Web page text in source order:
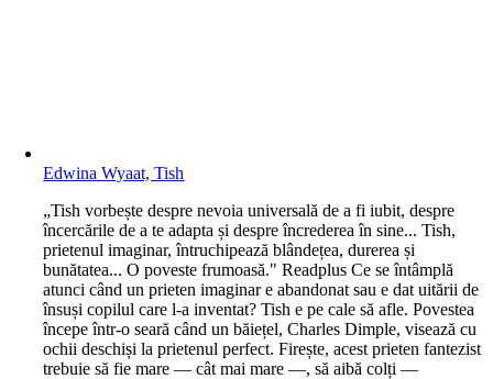
Edwina Wyaat, Tish
„Tish vorbește despre nevoia universală de a fi iubit, despre
încercările de a te adapta și despre încrederea în sine... Tish,
prietenul imaginar, întruchipează blândețea, durerea și
bunătatea... O poveste frumoasă." Readplus Ce se întâmplă
atunci când un prieten imaginar e abandonat sau e dat uitării de
însuși copilul care l-a inventat? Tish e pe cale să afle. Povestea
începe într-o seară când un băiețel, Charles Dimple, visează cu
ochii deschiși la prietenul perfect. Firește, acest prieten fantezist
trebuie să fie mare — cât mai mare —, să aibă colți —